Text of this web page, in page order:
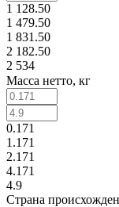
1 128.50
1 479.50
1 831.50
2 182.50
2 534
Масса нетто, кг
0.171
1.171
2.171
4.171
4.9
Страна